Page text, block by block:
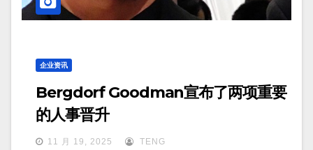
企业资讯
Bergdorf Goodman宣布了两项重要
的人事晋升
11 月 19, 2025 TENG